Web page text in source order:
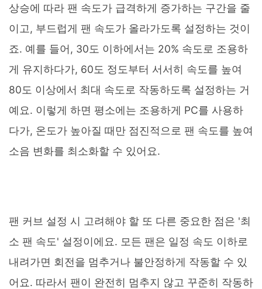
상승에 따라 팬 속도가 급격하게 증가하는 구간을 줄
이고, 부드럽게 팬 속도가 올라가도록 설정하는 것이
죠. 예를 들어, 30도 이하에서는 20% 속도로 조용하
게 유지하다가, 60도 정도부터 서서히 속도를 높여
80도 이상에서 최대 속도로 작동하도록 설정하는 거
예요. 이렇게 하면 평소에는 조용하게 PC를 사용하
다가, 온도가 높아질 때만 점진적으로 팬 속도를 높여
소음 변화를 최소화할 수 있어요.
팬 커브 설정 시 고려해야 할 또 다른 중요한 점은 '최
소 팬 속도' 설정이에요. 모든 팬은 일정 속도 이하로
내려가면 회전을 멈추거나 불안정하게 작동할 수 있
어요. 따라서 팬이 완전히 멈추지 않고 꾸준히 작동하